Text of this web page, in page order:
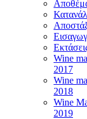
Wine
2017
Wine
2018
Wine
2019